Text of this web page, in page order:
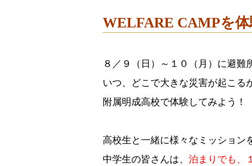
WELFARE CAMPを体
８／９（日）～１０（月）に避難
いつ、どこで大きな災害が起こる
附属明成高校で体験してみよう！
高校生と一緒に様々なミッション
中学生の皆さんは、 泊まりでも、